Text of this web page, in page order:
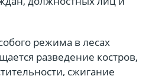
режима в лесах
разведение костров,
сжигание